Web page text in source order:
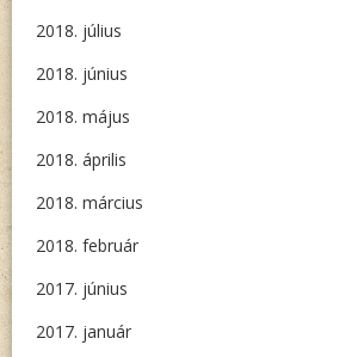
2018. július
2018. június
2018. május
2018. április
2018. március
2018. február
2017. június
2017. január